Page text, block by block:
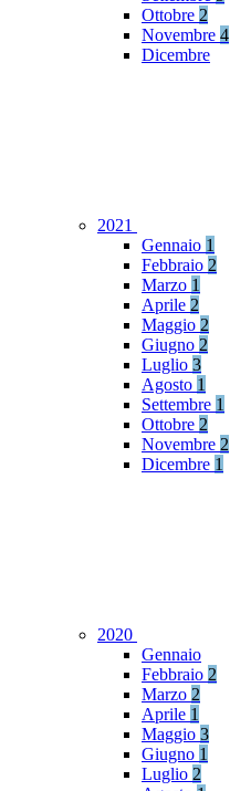
Ottobre 2
Novembre 4
Dicembre
2021
Gennaio 1
Febbraio 2
Marzo 1
Aprile 2
Maggio 2
Giugno 2
Luglio 3
Agosto 1
Settembre 1
Ottobre 2
Novembre 2
Dicembre 1
2020
Gennaio
Febbraio 2
Marzo 2
Aprile 1
Maggio 3
Giugno 1
Luglio 2